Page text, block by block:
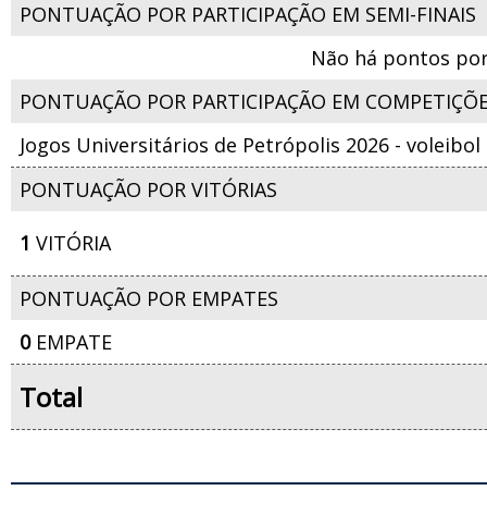
PONTUAÇÃO POR PARTICIPAÇÃO EM SEMI-FINAIS
Não há pontos
PONTUAÇÃO POR PARTICIPAÇÃO EM
Jogos Universitários de Petrópolis 2026 -
PONTUAÇÃO POR VITÓRIAS
1 VITÓRIA
PONTUAÇÃO POR EMPATES
0EMPATE
Total